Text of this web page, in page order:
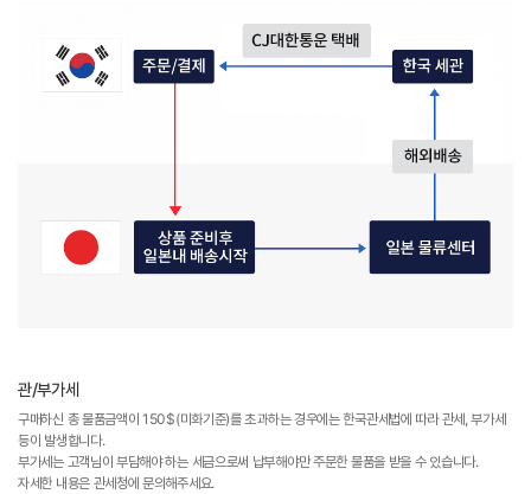
관/부가세
구매하신 총 물품금액이 150$(미화기준)를 초과하는 경우에는 한국관세법에 따라 관세, 부가세
등이 발생합니다.
부가세는 고객님이 부담해야 하는 세금으로써 납부해야만 주문한 물품을 받을 수 있습니다.
자세한 내용은 관세청에 문의해주세요.